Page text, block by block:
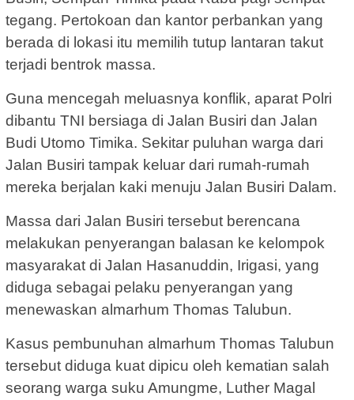
tegang. Pertokoan dan kantor perbankan yang
berada di lokasi itu memilih tutup lantaran takut
terjadi bentrok massa.
Guna mencegah meluasnya konflik, aparat Polri
dibantu TNI bersiaga di Jalan Busiri dan Jalan
Budi Utomo Timika. Sekitar puluhan warga dari
Jalan Busiri tampak keluar dari rumah-rumah
mereka berjalan kaki menuju Jalan Busiri Dalam.
Massa dari Jalan Busiri tersebut berencana
melakukan penyerangan balasan ke kelompok
masyarakat di Jalan Hasanuddin, Irigasi, yang
diduga sebagai pelaku penyerangan yang
menewaskan almarhum Thomas Talubun.
Kasus pembunuhan almarhum Thomas Talubun
tersebut diduga kuat dipicu oleh kematian salah
seorang warga suku Amungme, Luther Magal